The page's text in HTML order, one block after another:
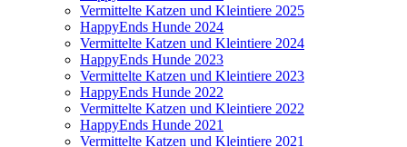
Vermittelte Katzen und Kleintiere 2025
HappyEnds Hunde 2024
Vermittelte Katzen und Kleintiere 2024
HappyEnds Hunde 2023
Vermittelte Katzen und Kleintiere 2023
HappyEnds Hunde 2022
Vermittelte Katzen und Kleintiere 2022
HappyEnds Hunde 2021
Vermittelte Katzen und Kleintiere 2021